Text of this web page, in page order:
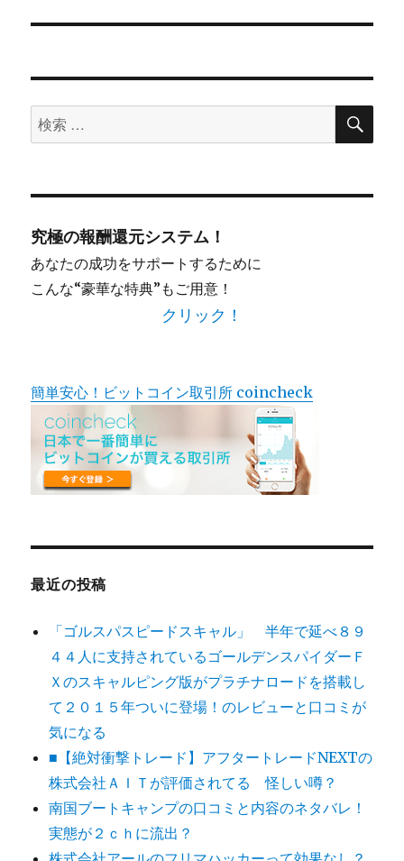
ン
検
索
象:
検
究極の報酬還元システム！
あなたの成功をサポートするために
こんな“豪華な特典”もご用意！
クリック！
簡単安心！ビットコイン取引所 coincheck
最近の投稿
「ゴルスパスピードスキャル」 半年で延べ８９
４４人に支持されているゴールデンスパイダーＦ
Ｘのスキャルピング版がプラチナロードを搭載し
て２０１５年ついに登場！のレビューと口コミが
気になる
■【絶対衝撃トレード】アフタートレードNEXTの
株式会社ＡＩＴが評価されてる 怪しい噂？
南国ブートキャンプの口コミと内容のネタバレ！
実態が２ｃｈに流出？